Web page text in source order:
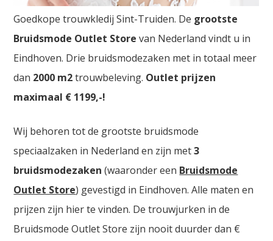
Goedkope trouwkledij Sint-Truiden. De grootste
Bruidsmode Outlet Store van Nederland vindt u in
Eindhoven. Drie bruidsmodezaken met in totaal meer
dan 2000 m2trouwbeleving. Outlet prijzen
maximaal € 1199,-!
Wij behoren tot de grootste bruidsmode
speciaalzaken in Nederland en zijn met3
bruidsmodezaken (waaronder een Bruidsmode
Outlet Store) gevestigd in Eindhoven. Alle maten en
prijzen zijn hier te vinden. De trouwjurken in de
Bruidsmode Outlet Store zijn nooit duurder dan €